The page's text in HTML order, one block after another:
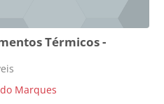
Térmicos -
Marques